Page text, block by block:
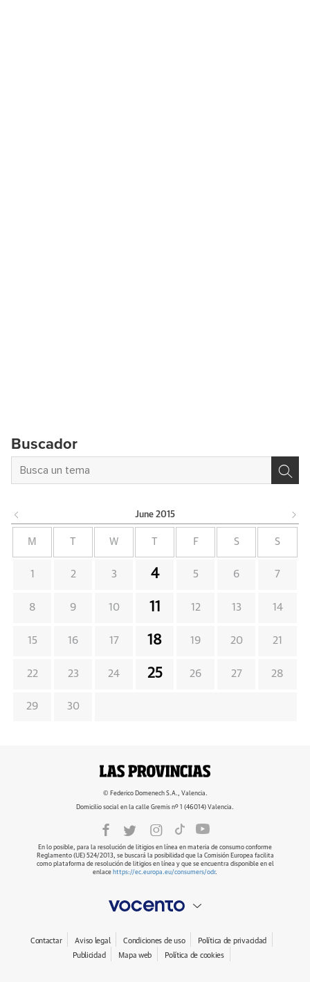
Buscador
June 2015
M W F S S
1 2 3 4 5 6 7
8 9 10 11 12 13 14
15 16 17 18 19 20 21
22 23 24 25 26 27 28
29 30
© Federico Domenech S.A., Valencia.
Domicilio social en la calle Gremis nº 1 (46014) Valencia.
En lo posible, para la resolución de litigios en línea en materia de consumo conforme
Reglamento (UE) 524/2013, se buscará la posibilidad que la Comisión Europea facilita
como plataforma de resolución de litigios en línea y que se encuentra disponible en el
enlace https://ec.europa.eu/consumers/odr.
Contactar Aviso legal Condiciones de uso
Política de privacidad
Publicidad
Mapa web Política de cookies